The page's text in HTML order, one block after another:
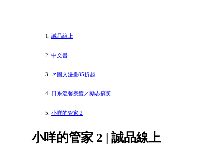
誠品線上
中文書
📌圖文漫畫85折起
日系溫馨療癒／勵志搞笑
小咩的管家 2
小咩的管家 2 | 誠品線上